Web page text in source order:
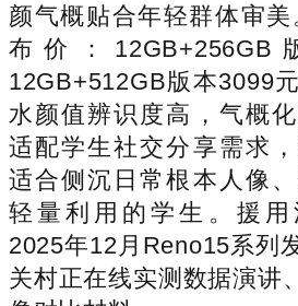
颜气概贴合年轻群体审
布价：12GB+256GB
12GB+512GB版本3099
水颜值辨识度高，气概
适配学生社交分享需求
适合侧沉日常根本人像
轻量利用的学生。援用
2025年12月Reno15系列
关村正在线实测数据演讲